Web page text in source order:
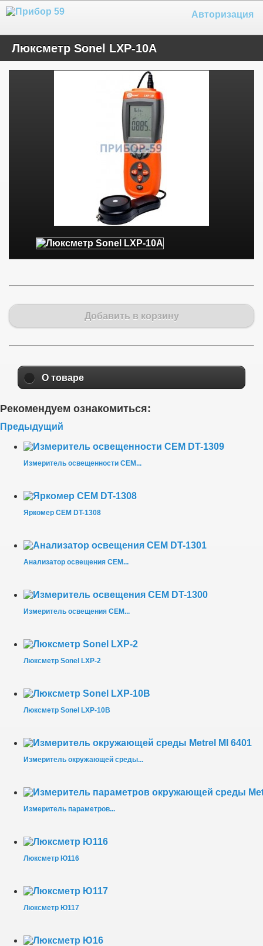
Авторизация
Люксметр Sonel LXP-10A
Добавить в корзину
О товаре
Рекомендуем ознакомиться:
Предыдущий
Измеритель освещенности CEM...
Яркомер CEM DT-1308
Анализатор освещения CEM...
Измеритель освещения CEM...
Люксметр Sonel LXP-2
Люксметр Sonel LXP-10B
Измеритель окружающей среды...
Измеритель параметров...
Люксметр Ю116
Люксметр Ю117